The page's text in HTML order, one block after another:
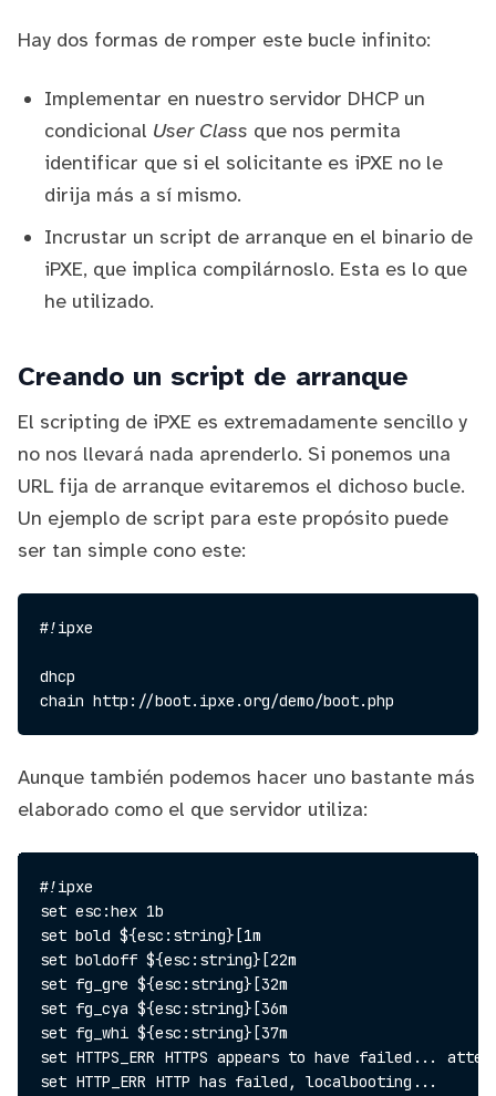
Hay dos formas de romper este bucle infinito:
Implementar en nuestro servidor DHCP un
condicional User Class que nos permita
identificar que si el solicitante es iPXE no le
dirija más a sí mismo.
Incrustar un script de arranque en el binario de
iPXE, que implica compilárnoslo. Esta es lo que
he utilizado.
Creando un script de arranque
El scripting de iPXE es extremadamente sencillo y
no nos llevará nada aprenderlo. Si ponemos una
URL fija de arranque evitaremos el dichoso bucle.
Un ejemplo de script para este propósito puede
ser tan simple cono este:
#!ipxe
dhcp
Aunque también podemos hacer uno bastante más
elaborado como el que servidor utiliza:
#!ipxe
set esc:hex 1b
set bold ${esc:string}[1m
set boldoff ${esc:string}[22m
set fg_gre ${esc:string}[32m
set fg_cya ${esc:string}[36m
set fg_whi ${esc:string}[37m
set HTTPS_ERR HTTPS appears to have failed...
set HTTP_ERR HTTP has failed, localbooting...